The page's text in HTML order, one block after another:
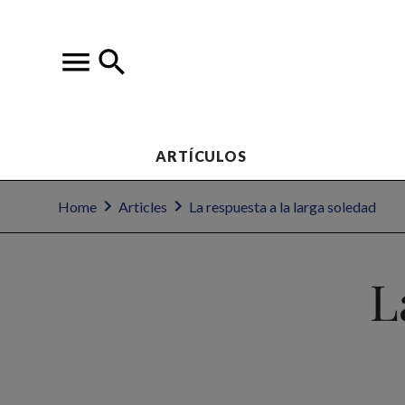
ARTÍCULOS
Home Articles La respuesta a la larga soledad